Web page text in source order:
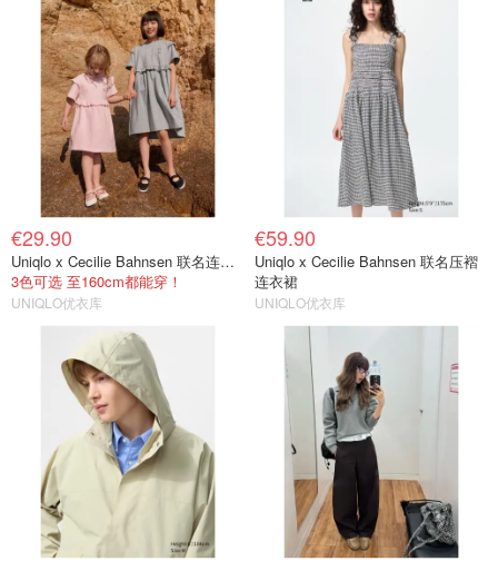
€29.90
Uniqlo x Cecilie Bahnsen 联名连衣裙
3色可选 至160cm都能穿！
UNIQLO优衣库
€59.90
Uniqlo x Cecilie Bahnsen 联名压褶
连衣裙
UNIQLO优衣库